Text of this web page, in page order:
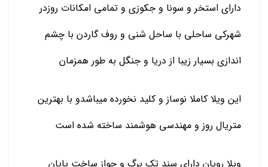
دارای استخر و سونا و جکوزی و تمامی امکانات روزدر
شهرکی ساحلی با ساحل شنی و روف گاردن با چشم
اندازی بسیار زیبا از دریا و جنگل به طور همزمان
این ویلا کاملا نوساز و کلید نخورده میباشدو با بهترین
متریال روز و مهندسی هوشمند ساخته شده است
ویلا رویان دارای سند تک برگ و جواز ساخت پایان